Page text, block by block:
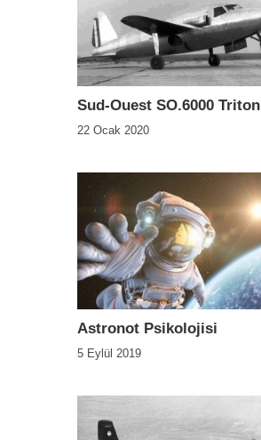
Sud-Ouest SO.6000 Triton
22 Ocak 2020
Astronot Psikolojisi
5 Eylül 2019